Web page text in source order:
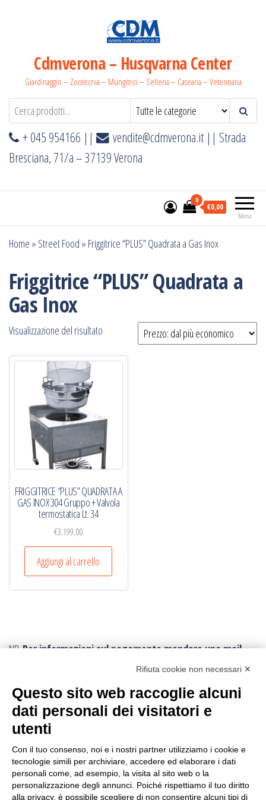
Cdmverona – Husqvarna Center
Giardinaggio – Zootecnia – Mungitrici – Selleria – Casearia – Veterinaria
+ 045 954166 || vendite@cdmverona.it || Strada
Bresciana, 71/a – 37139 Verona
Menu
0
€0,00
Home » Street Food » Friggitrice “PLUS” Quadrata a Gas Inox
Friggitrice “PLUS” Quadrata a
Gas Inox
Visualizzazione del risultato
FRIGGITRICE “PLUS” QUADRATA A
GAS INOX 304 Gruppo + Valvola
termostatica Lt. 34
€3.199,00
Aggiungi al carrello
NB.Per informazioni sul pagamento mandare una mail.
Ogni ordine, avrà un costo di trasporto variabile da
speciali.Per conoscere la tariffa corretta della spedizione,
conviene fare l’ordine e poi viene inviato il corretto
tariffario: l’ordine può essere annullato in ogni momento.
I resi sono accettati con trasporto andata e ritornosempre a carico
dell’acquirente , anche in caso di rimborso.
CERCA IL PRODOTTO
Rifiuta cookie non necessari ✕
Questo sito web raccoglie alcuni
dati personali dei visitatori e
utenti
Con il tuo consenso, noi e i nostri partner utilizziamo i cookie e
tecnologie simili per archiviare, accedere ed elaborare i dati
personali come, ad esempio, la visita al sito web o la
personalizzazione degli annunci. Poiché rispettiamo il tuo diritto
alla privacy, è possibile scegliere di non consentire alcuni tipi di